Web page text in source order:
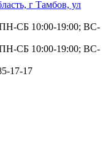
г Тамбов, ул
СБ 10:00-19:00; ВС-
СБ 10:00-19:00; ВС-
17-17